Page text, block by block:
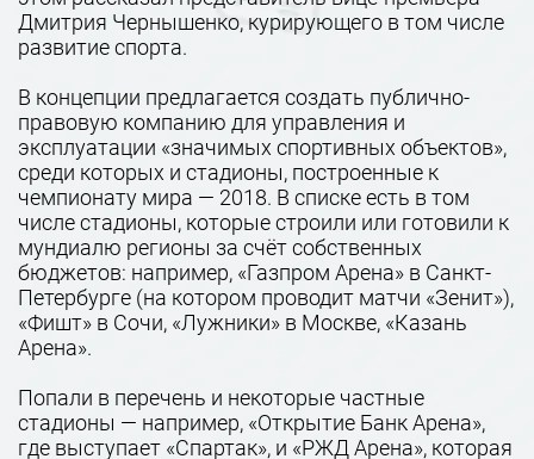
Дмитрия Чернышенко, курирующего в том числе
развитие спорта.
В концепции предлагается создать публично-
правовую компанию для управления и
эксплуатации «значимых спортивных объектов»,
среди которых и стадионы, построенные к
чемпионату мира — 2018. В списке есть в том
числе стадионы, которые строили или готовили к
мундиалю регионы за счёт собственных
бюджетов: например, «Газпром Арена» в Санкт-
Петербурге (на котором проводит матчи «Зенит»),
«Фишт» в Сочи, «Лужники» в Москве, «Казань
Арена».
Попали в перечень и некоторые частные
стадионы — например, «Открытие Банк Арена»,
где выступает «Спартак», и «РЖД Арена», которая